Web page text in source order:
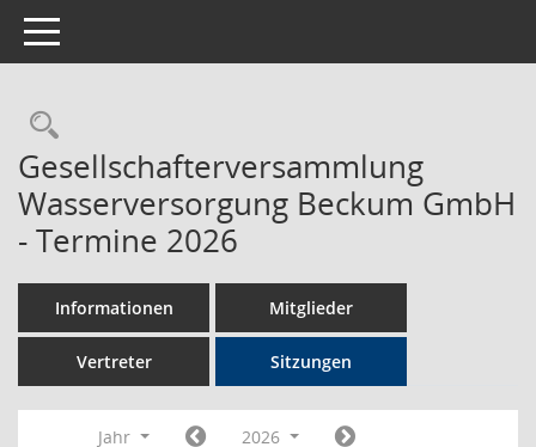
Toggle navigation
Rechercheauswahl
Gesellschafterversammlung
Wasserversorgung Beckum GmbH
- Termine 2026
Informationen Mitglieder
Vertreter Sitzungen
Jahr
2026